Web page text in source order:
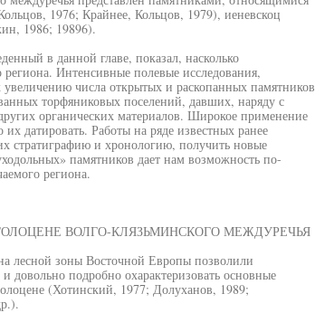
1976; Крайнее, Кольцов, 1979), иеневскоц
1986; 19896).
в данной главе, показал, насколько
Интенсивные полевые исследования,
числа открытых и раскопанных памятников
торфяниковых поселений, давших, наряду с
органических материалов. Широкое применение
датировать. Работы на ряде известных ранее
стратиграфию и хронологию, получить новые
памятников дает нам возможность по-
региона.
ВОЛГО-КЛЯЗЬМИНСКОГО МЕЖДУРЕЧЬЯ
лесной зоны Восточной Европы позволили
довольно подробно охарактеризовать основные
(Хотинский, 1977; Долуханов, 1989;